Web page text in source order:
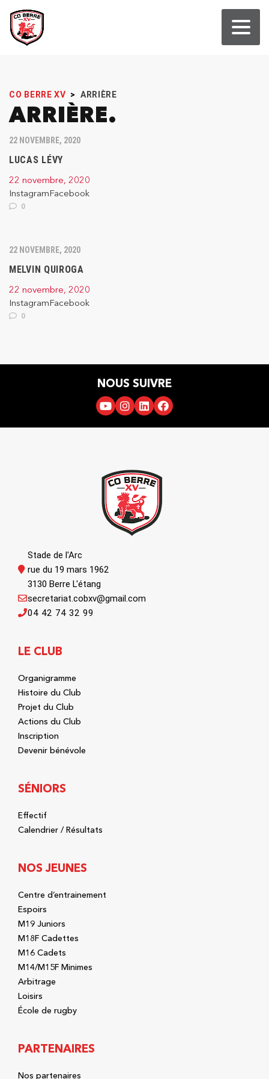
CO BERRE XV > ARRIÈRE
ARRIÈRE
22 NOVEMBRE, 2020
LUCAS LÉVY
22 novembre, 2020
InstagramFacebook
0
22 NOVEMBRE, 2020
MELVIN QUIROGA
22 novembre, 2020
InstagramFacebook
0
NOUS SUIVRE
Stade de l'Arc
rue du 19 mars 1962
3130 Berre L'étang
04 42 74 32 99
secretariat.cobxv@gmail.com
LE CLUB
Organigramme
Histoire du Club
Projet du Club
Actions du Club
Inscription
Devenir bénévole
SÉNIORS
Effectif
Calendrier / Résultats
NOS JEUNES
Centre d’entrainement
Espoirs
M19 Juniors
M18F Cadettes
M16 Cadets
M14/M15F Minimes
Arbitrage
Loisirs
École de rugby
PARTENAIRES
Nos partenaires